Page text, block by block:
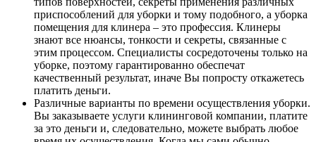
приспособлений для уборки и тому подобного, а уборка
помещения для клинера – это профессия. Клинеры
знают все нюансы, тонкости и секреты, связанные с
этим процессом. Специалисты сосредоточены только на
уборке, поэтому гарантированно обеспечат
качественный результат, иначе Вы попросту откажетесь
платить деньги.
Различные варианты по времени осуществления уборки.
Вы заказываете услуги клининговой компании, платите
за это деньги и, следовательно, можете выбрать любое